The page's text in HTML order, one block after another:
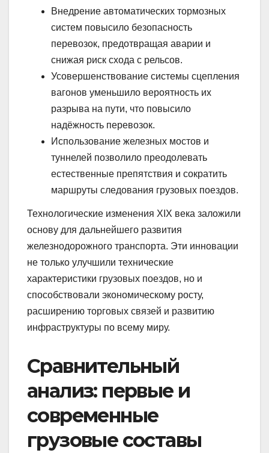
Внедрение автоматических тормозных
систем повысило безопасность
перевозок, предотвращая аварии и
снижая риск схода с рельсов.
Усовершенствование системы сцепления
вагонов уменьшило вероятность их
разрыва на пути, что повысило
надёжность перевозок.
Использование железных мостов и
туннелей позволило преодолевать
естественные препятствия и сократить
маршруты следования грузовых поездов.
Технологические изменения XIX века заложили
основу для дальнейшего развития
железнодорожного транспорта. Эти инновации
не только улучшили технические
характеристики грузовых поездов, но и
способствовали экономическому росту,
расширению торговых связей и развитию
инфраструктуры по всему миру.
Сравнительный
анализ: первые и
современные
грузовые составы